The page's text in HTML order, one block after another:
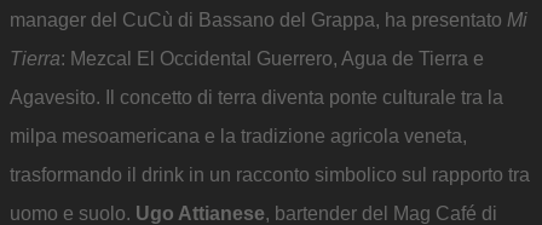
manager del CuCù di Bassano del Grappa, ha presentato Mi
Tierra: Mezcal El Occidental Guerrero, Agua de Tierra e
Agavesito. Il concetto di terra diventa ponte culturale tra la
milpa mesoamericana e la tradizione agricola veneta,
trasformando il drink in un racconto simbolico sul rapporto tra
uomo e suolo. Ugo Attianese, bartender del Mag Café di